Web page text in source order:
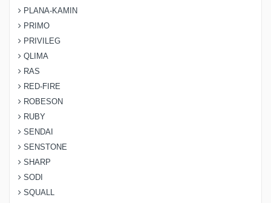
PLANA-KAMIN
PRIMO
PRIVILEG
QLIMA
RAS
RED-FIRE
ROBESON
RUBY
SENDAI
SENSTONE
SHARP
SODI
SQUALL